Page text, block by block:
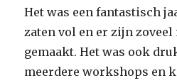
Het was een fantastisch
zaten vol en er zijn
gemaakt. Het was ook
meerdere workshops en